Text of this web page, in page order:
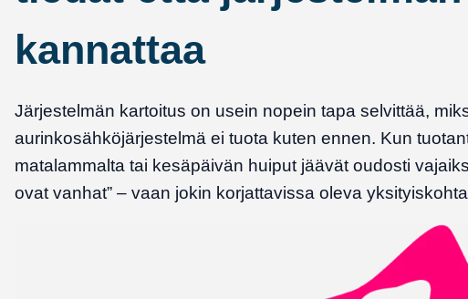
kannattaa
Järjestelmän kartoitus on usein nopein tapa selvittää,
aurinkosähköjärjestelmä ei tuota kuten ennen. Kun
matalammalta tai kesäpäivän huiput jäävät oudosti
ovat vanhat” – vaan jokin korjattavissa oleva